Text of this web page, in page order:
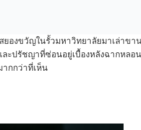
องขวัญในรั้วมหาวิทยาลัยมาเล่าขาน
ะปรัชญาที่ซ่อนอยู่เบื้องหลังฉากหลอ
ากกว่าที่เห็น